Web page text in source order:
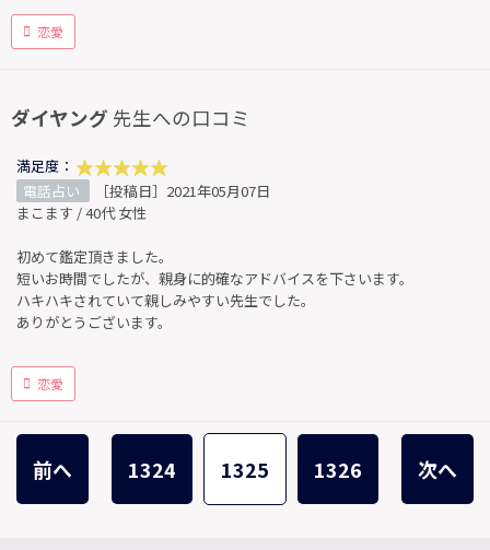
恋愛
ダイヤング 先生への口コミ
満足度：
電話占い
［投稿日］2021年05月07日
まこます / 40代 女性
初めて鑑定頂きました。
短いお時間でしたが、親身に的確なアドバイスを下さいます。
ハキハキされていて親しみやすい先生でした。
ありがとうございます。
恋愛
前へ 1324 1325 1326 次へ